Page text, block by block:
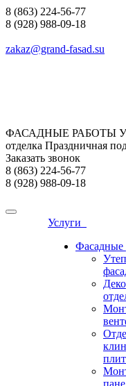
8 (863) 224-56-77
8 (928) 988-09-18
zakaz@grand-fasad.su
ФАСАДНЫЕ РАБОТЫ
отделка Праздничная
Заказать звонок
8 (863) 224-56-77
8 (928) 988-09-18
Услуги
Фасадные